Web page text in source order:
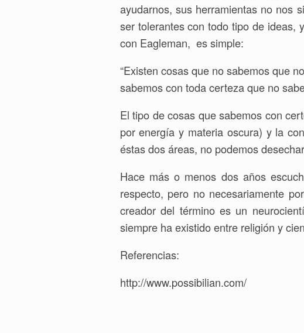
ayudarnos, sus herramientas no nos
ser tolerantes con todo tipo de ideas,
con Eagleman, es simple:
“Existen cosas que no sabemos que
sabemos con toda certeza que no
El tipo de cosas que sabemos con
por energía y materia oscura) y la
éstas dos áreas, no podemos
Hace más o menos dos años
respecto, pero no necesariamente
creador del término es un
siempre ha existido entre religión y
Referencias:
http://www.possibilian.com/